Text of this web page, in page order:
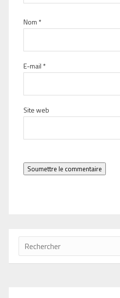
Nom *
E-mail *
Site web
Soumettre le commentaire